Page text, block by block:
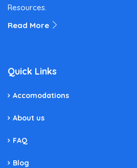
Resources.
Read More
Quick Links
Accomodations
About us
FAQ
Blog